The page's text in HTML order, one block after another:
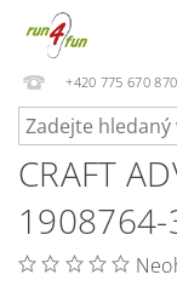
+420 775 670 870
CRAFT